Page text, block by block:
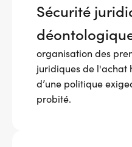
Sécurité
organisation des
juridiques de l'achat
d’une politique
probité.